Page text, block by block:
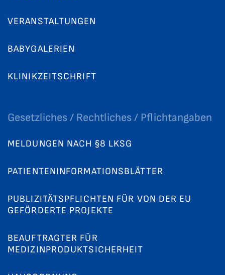
VERANSTALTUNGEN
BABYGALERIEN
KLINIKZEITSCHRIFT
Gesetzliches / Rechtliches / Pflichtangaben
MELDUNGEN NACH §8 LKSG
PATIENTENINFORMATIONSBLÄTTER
PUBLIZITÄTSPFLICHTEN FÜR VON DER EU
GEFÖRDERTE PROJEKTE
BEAUFTRAGTER FÜR
MEDIZINPRODUKTSICHERHEIT